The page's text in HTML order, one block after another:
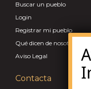
Buscar un pueblo
Login
Registrar mi pueblo
Qué dicen de nosotros
Aviso Legal
Contacta